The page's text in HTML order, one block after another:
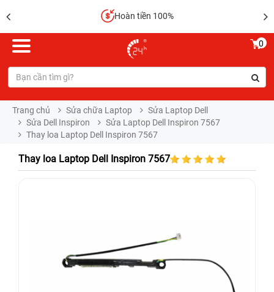
Hoàn tiền 100%
0
Trang chủ Sửa chữa Laptop
Sửa Laptop Dell
Sửa Dell Inspiron
Sửa Laptop Dell Inspiron 7567
Thay loa Laptop Dell Inspiron 7567
Thay loa Laptop Dell Inspiron 7567